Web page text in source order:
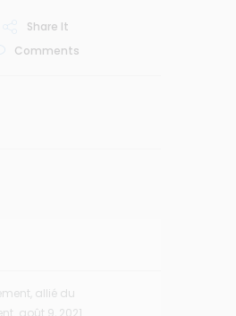
Share It
Comments
allié du